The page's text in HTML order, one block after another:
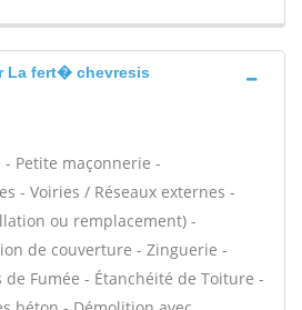
La fert� chevresis
Petite maçonnerie -
- Voiries / Réseaux externes -
ou remplacement) -
de couverture - Zinguerie -
Fumée - Étanchéité de Toiture -